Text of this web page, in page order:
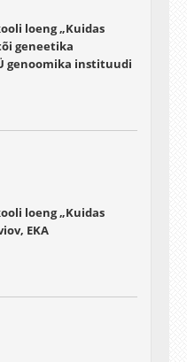
loeng „Kuidas
geneetika
genoomika instituudi
loeng „Kuidas
EKA